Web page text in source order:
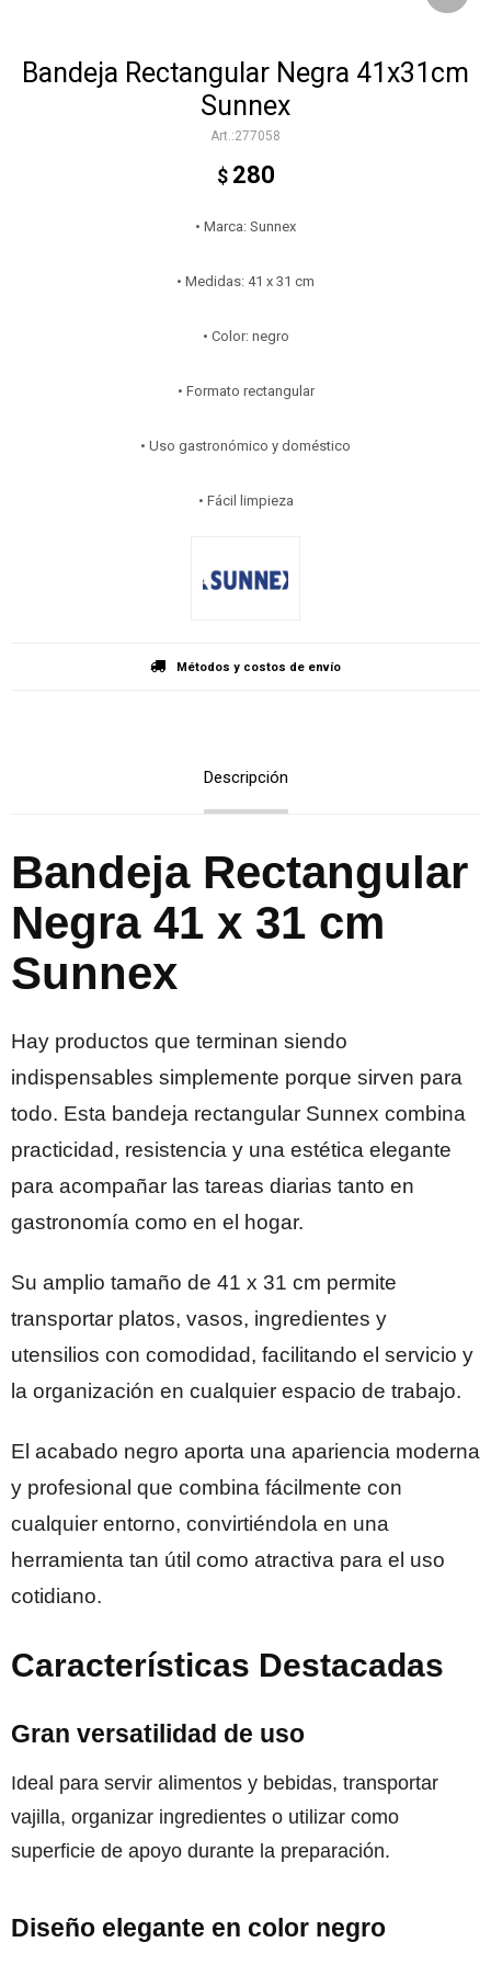
Bandeja Rectangular Negra 41x31cm
Sunnex
277058
$ 280
• Marca: Sunnex
• Medidas: 41 x 31 cm
• Color: negro
• Formato rectangular
• Uso gastronómico y doméstico
• Fácil limpieza
Métodos y costos de envío
Descripción
Bandeja Rectangular
Negra 41 x 31 cm
Sunnex
Hay productos que terminan siendo
indispensables simplemente porque sirven para
todo. Esta bandeja rectangular Sunnex combina
practicidad, resistencia y una estética elegante
para acompañar las tareas diarias tanto en
gastronomía como en el hogar.
Su amplio tamaño de 41 x 31 cm permite
transportar platos, vasos, ingredientes y
utensilios con comodidad, facilitando el servicio y
la organización en cualquier espacio de trabajo.
El acabado negro aporta una apariencia moderna
y profesional que combina fácilmente con
cualquier entorno, convirtiéndola en una
herramienta tan útil como atractiva para el uso
cotidiano.
Características Destacadas
Gran versatilidad de uso
Ideal para servir alimentos y bebidas, transportar
vajilla, organizar ingredientes o utilizar como
superficie de apoyo durante la preparación.
Diseño elegante en color negro